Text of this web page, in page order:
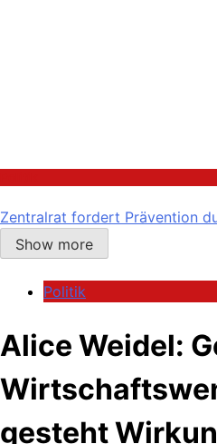
Zentralrat fordert Prävention
Show more
Politik
Alice Weidel:
gesteht